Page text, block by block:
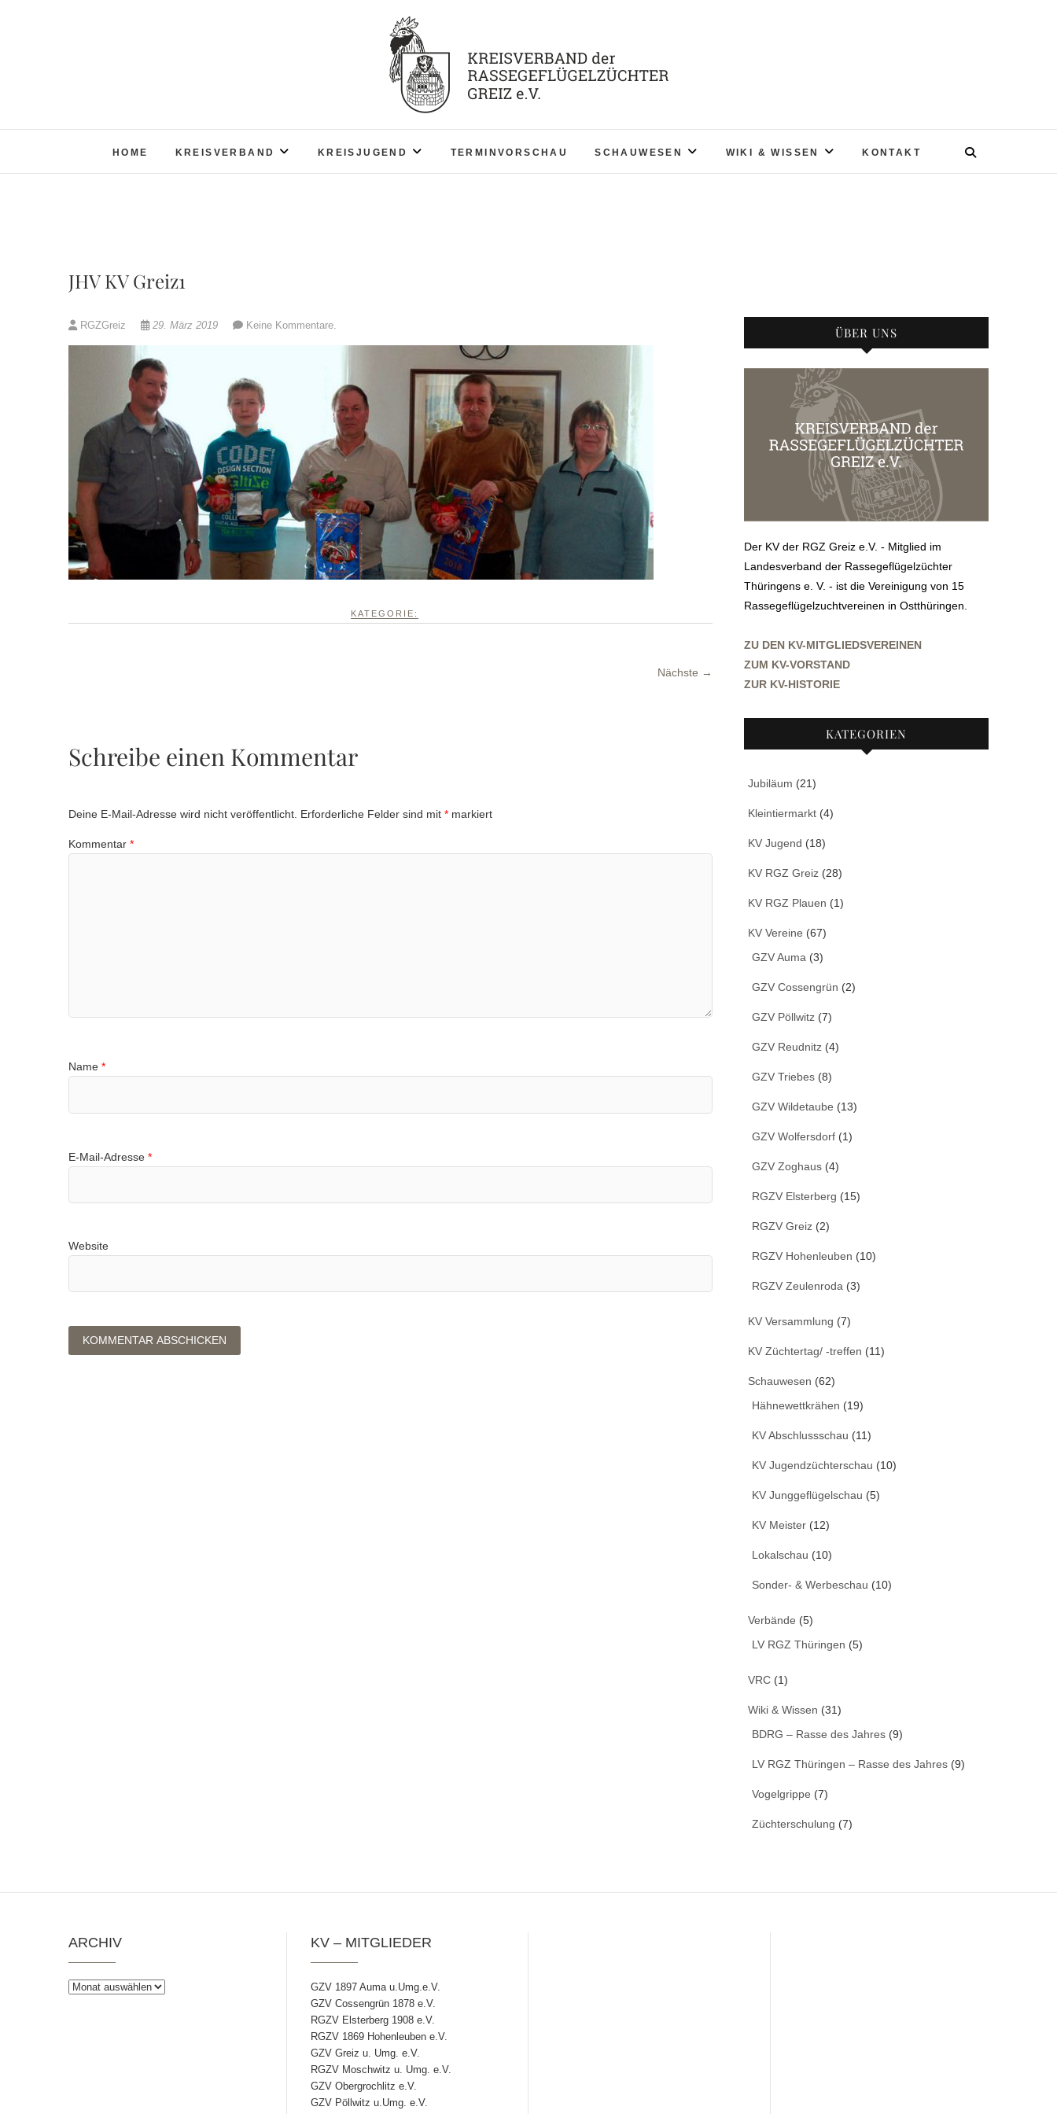
KV RGZ Greiz
HOME KREISVERBAND KREISJUGEND TERMINVORSCHAU SCHAUWESEN WIKI & WISSEN KONTAKT
JHV KV Greiz1
RGZGreiz 29. März 2019 Keine Kommentare.
KATEGORIE:
Nächste →
Schreibe einen Kommentar
Deine E-Mail-Adresse wird nicht veröffentlicht. Erforderliche Felder sind mit * markiert
Kommentar *
Name *
E-Mail-Adresse *
Website
ÜBER UNS
Der KV der RGZ Greiz e.V. - Mitglied im
Landesverband der Rassegeflügelzüchter
Thüringens e. V. - ist die Vereinigung von 15
Rassegeflügelzuchtvereinen in Ostthüringen.
ZU DEN KV-MITGLIEDSVEREINEN
ZUM KV-VORSTAND
ZUR KV-HISTORIE
KATEGORIEN
Jubiläum (21)
Kleintiermarkt (4)
KV Jugend (18)
KV RGZ Greiz (28)
KV RGZ Plauen (1)
KV Vereine (67)
GZV Auma (3)
GZV Cossengrün (2)
GZV Pöllwitz (7)
GZV Reudnitz (4)
GZV Triebes (8)
GZV Wildetaube (13)
GZV Wolfersdorf (1)
GZV Zoghaus (4)
RGZV Elsterberg (15)
RGZV Greiz (2)
RGZV Hohenleuben (10)
RGZV Zeulenroda (3)
KV Versammlung (7)
KV Züchtertag/ -treffen (11)
Schauwesen (62)
Hähnewettkrähen (19)
KV Abschlussschau (11)
KV Jugendzüchterschau (10)
KV Junggeflügelschau (5)
KV Meister (12)
Lokalschau (10)
Sonder- & Werbeschau (10)
Verbände (5)
LV RGZ Thüringen (5)
VRC (1)
Wiki & Wissen (31)
BDRG – Rasse des Jahres (9)
LV RGZ Thüringen – Rasse des Jahres (9)
Vogelgrippe (7)
Züchterschulung (7)
ARCHIV
Archiv
KV – MITGLIEDER
GZV 1897 Auma u.Umg.e.V.
GZV Cossengrün 1878 e.V.
RGZV Elsterberg 1908 e.V.
RGZV 1869 Hohenleuben e.V.
GZV Greiz u. Umg. e.V.
RGZV Moschwitz u. Umg. e.V.
GZV Obergrochlitz e.V.
GZV Pöllwitz u.Umg. e.V.